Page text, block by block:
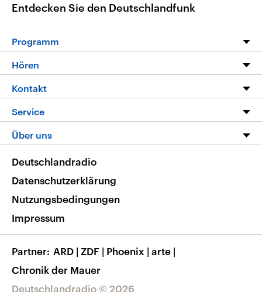
Entdecken Sie den Deutschlandfunk
Programm
Programm
Die Nachrichten
Nachrichtenleicht
Neue Beiträge auf dlf.de
Hören
Livestream
Podcasts
Deutschlandfunk App
Nachrichten App
Frequenzen
Kontakt
Hörerservice
Service
FAQ
Veranstaltungen
Musikliste
RSS
Über uns
Barrierefreiheit
Deutschlandradio © 2026
Deutschlandradio
Datenschutzerklärung
Nutzungsbedingungen
Impressum
Partner ARD | ZDF | Phoenix | arte |
Chronik der Mauer